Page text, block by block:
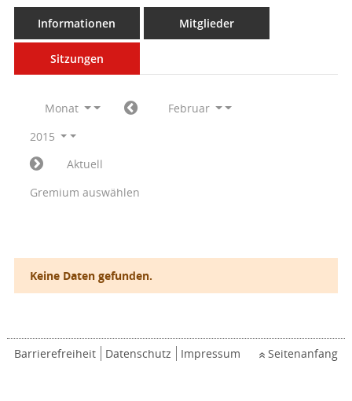
Informationen Mitglieder
Sitzungen
Monat
Februar
2015
Aktuell
Gremium auswählen
Keine Daten gefunden.
Barrierefreiheit Datenschutz Impressum Seitenanfang